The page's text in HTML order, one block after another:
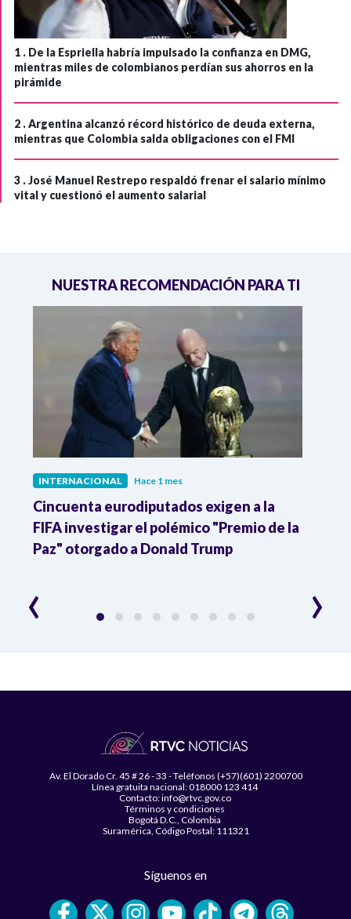
1 . De la Espriella habría impulsado la confianza en DMG,
mientras miles de colombianos perdían sus ahorros en la
pirámide
2 .Argentina alcanzó récord histórico de deuda externa,
mientras que Colombia salda obligaciones con el FMI
3 .José Manuel Restrepo respaldó frenar el salario mínimo
vital y cuestionó el aumento salarial
NUESTRA RECOMENDACIÓN PARA TI
INTERNACIONAL Hace 1 mes
Cincuenta eurodiputados exigen a la
FIFA investigar el polémico "Premio de la
Paz" otorgado a Donald Trump
‹ ›
Av. El Dorado Cr. 45 # 26 - 33 - Teléfonos (+57)(601) 2200700
Línea gratuita nacional: 018000 123 414
Contacto: info@rtvc.gov.co
Términos y condiciones
Bogotá D.C., Colombia
Suramérica, Código Postal: 111321
Síguenos en